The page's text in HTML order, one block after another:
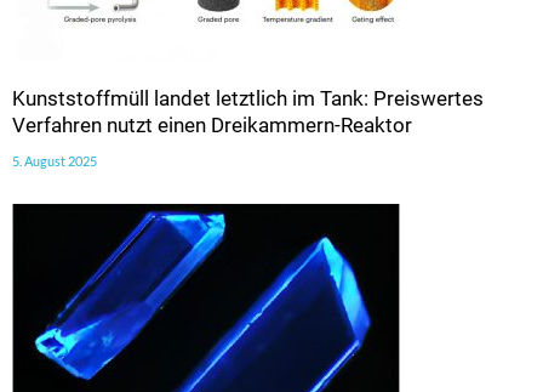
Kunststoffmüll landet letztlich im Tank: Preiswertes
Verfahren nutzt einen Dreikammern-Reaktor
5. August 2025